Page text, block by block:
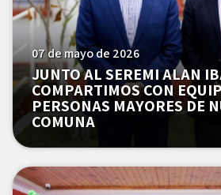
07 de mayo de 2026
JUNTO AL SEREMI ALAN
COMPARTIMOS CON
PERSONAS MAYORES DE
COMUNA